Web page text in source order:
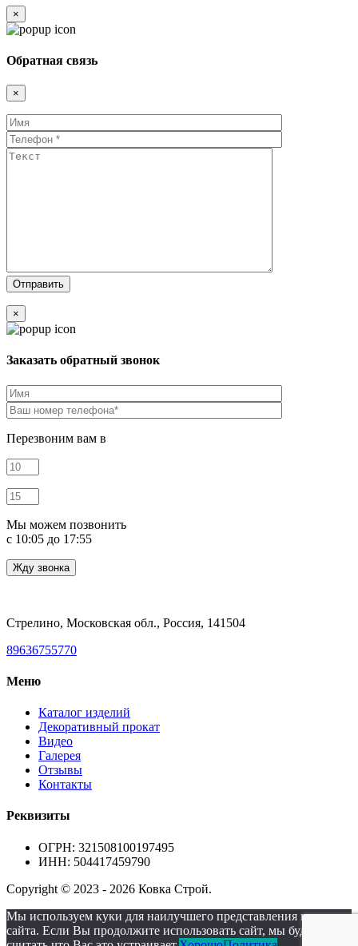
×
Обратная связь
×
×
Заказать обратный звонок
Перезвоним вам в
Мы можем позвонить
c 10:05 до 17:55
Стрелино, Московская обл., Россия, 141504
89636755770
Меню
Каталог изделий
Декоративный прокат
Видео
Галерея
Отзывы
Контакты
Реквизиты
ОГРН: 321508100197495
ИНН: 504417459790
Copyright © 2023 - 2026 Ковка Строй.
Мы используем куки для наилучшего представления нашего
сайта. Если Вы продолжите использовать сайт, мы будем